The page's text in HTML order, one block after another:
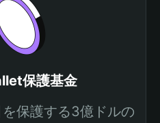
保護基金
保護する3億ドルの